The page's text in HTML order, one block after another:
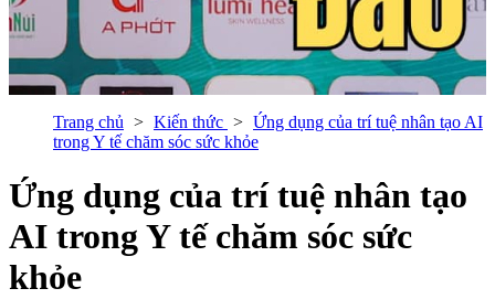
Trang chủ Kiến thức
Ứng dụng của trí tuệ nhân tạo AI
trong Y tế chăm sóc sức khỏe
Ứng dụng của trí tuệ nhân tạo
AI trong Y tế chăm sóc sức
khỏe